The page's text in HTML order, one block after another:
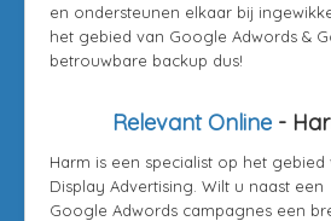
en ondersteunen elkaar bij
het gebied van Google Adwords &
betrouwbare backup dus!
Relevant Online-
Harm is een specialist op het gebied
Display Advertising. Wilt u naast een
Google Adwords campagnes een